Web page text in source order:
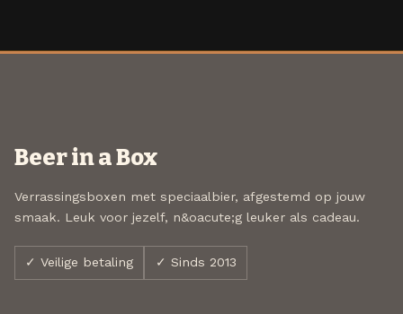
Beer in a Box
Verrassingsboxen met speciaalbier, afgestemd op jouw
smaak. Leuk voor jezelf, n&oacute;g leuker als cadeau.
✓ Veilige betaling ✓ Sinds 2013